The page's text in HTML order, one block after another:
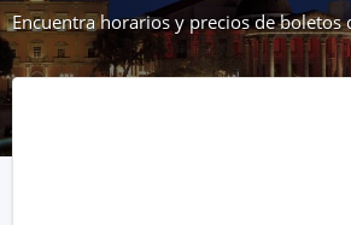
Encuentra horarios y precios de boletos